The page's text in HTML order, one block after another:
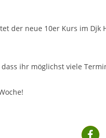
der neue 10er Kurs im
ihr möglichst viele